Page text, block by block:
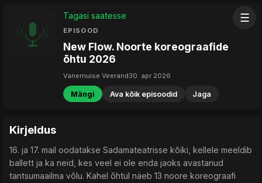
☰
Tagasi saatesse
EPISOOD
New Flow. Noorte koreograafide
õhtu 2026
Vanemuise Veerand30. apr 2026
Mängi Ava kõik episoodid Jaga
Kirjeldus
16. ja 17. mail oodatakse Sadamateatrisse kõiki, kellele meeldib
ballett ja ka neid, kes veel ei ole enda jaoks avastanud
tantsumaailma võlu. Kahel õhtul näeb 13 noore koreograafi